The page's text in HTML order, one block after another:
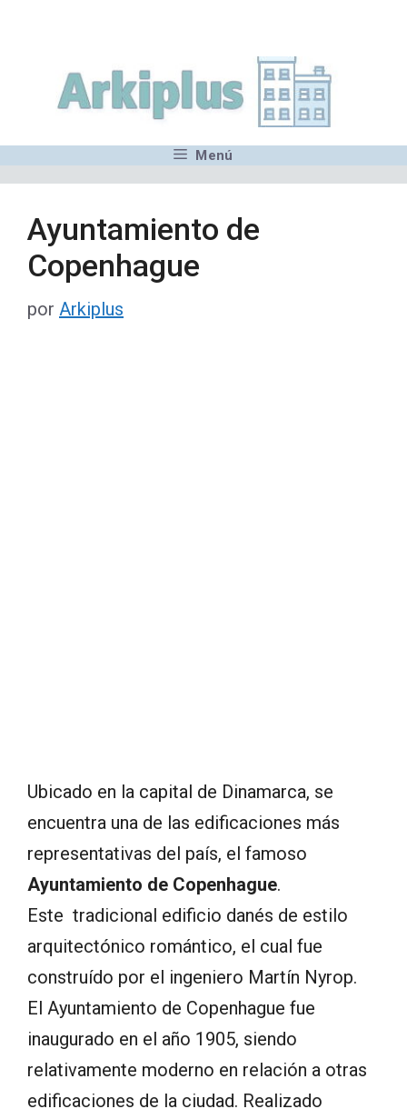
contenido
Menú
Ayuntamiento de
Copenhague
por Arkiplus
Ubicado en la capital de Dinamarca, se
encuentra una de las edificaciones más
representativas del país, el famoso
Ayuntamiento de Copenhague.
Este tradicional edificio danés de estilo
arquitectónico romántico, el cual fue
construído por el ingeniero Martín Nyrop.
El Ayuntamiento de Copenhague fue
inaugurado en el año 1905, siendo
relativamente moderno en relación a otras
edificaciones de la ciudad. Realizado